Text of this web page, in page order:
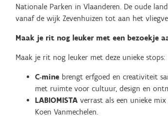
Nationale Parken in Vlaanderen. De oude
vanaf de wijk Zevenhuizen tot aan het
Maak je rit nog leuker met een bezoekje
Maak je rit nog leuker met deze unieke stops:
C‑mine brengt erfgoed en creativiteit
met ruimte voor cultuur, design en
LABIOMISTA verrast als een unieke
Koen Vanmechelen.